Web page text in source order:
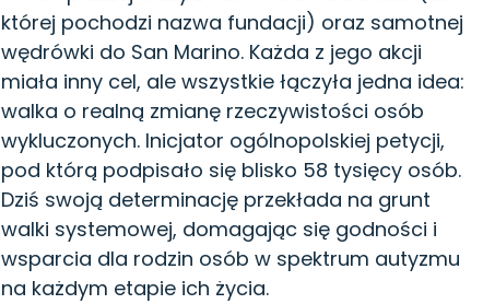
której pochodzi nazwa fundacji) oraz samotnej
wędrówki do San Marino. Każda z jego akcji
miała inny cel, ale wszystkie łączyła jedna idea:
walka o realną zmianę rzeczywistości osób
wykluczonych. Inicjator ogólnopolskiej petycji,
pod którą podpisało się blisko 58 tysięcy osób.
Dziś swoją determinację przekłada na grunt
walki systemowej, domagając się godności i
wsparcia dla rodzin osób w spektrum autyzmu
na każdym etapie ich życia.